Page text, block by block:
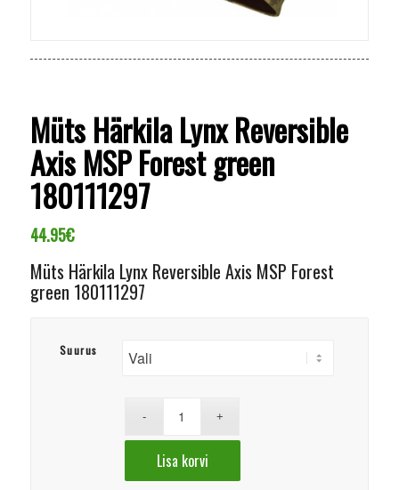
Müts Härkila Lynx Reversible
Axis MSP Forest green
180111297
44.95€
Müts Härkila Lynx Reversible Axis MSP Forest
green 180111297
Suurus
Lisa korvi